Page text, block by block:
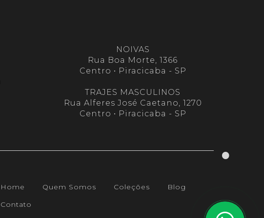
NOIVAS
Rua Boa Morte, 1366
Centro • Piracicaba - SP
TRAJES MASCULINOS
Rua Alferes José Caetano, 1270
Centro • Piracicaba - SP
Home Quem Somos Coleções Blog
Contato